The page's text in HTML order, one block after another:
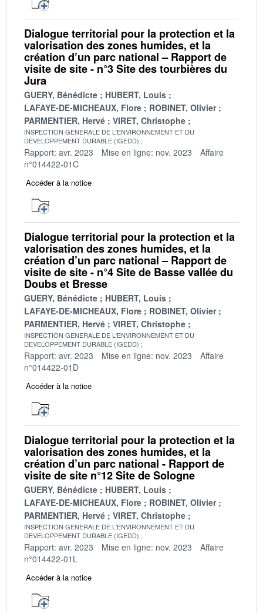
Dialogue territorial pour la protection et la
valorisation des zones humides, et la
création d’un parc national – Rapport de
visite de site - n°3 Site des tourbières du
Jura
GUERY, Bénédicte
HUBERT, Louis
LAFAYE-DE-MICHEAUX, Flore
ROBINET, Olivier
PARMENTIER, Hervé
VIRET, Christophe
INSPECTION GENERALE DE L'ENVIRONNEMENT ET DU
DEVELOPPEMENT DURABLE (IGEDD)
Rapport: avr. 2023 Mise en ligne: nov. 2023
Affaire
n°014422-01C
Accéder à la notice
Dialogue territorial pour la protection et la
valorisation des zones humides, et la
création d’un parc national – Rapport de
visite de site - n°4 Site de Basse vallée du
Doubs et Bresse
GUERY, Bénédicte
HUBERT, Louis
LAFAYE-DE-MICHEAUX, Flore
ROBINET, Olivier
PARMENTIER, Hervé
VIRET, Christophe
INSPECTION GENERALE DE L'ENVIRONNEMENT ET DU
DEVELOPPEMENT DURABLE (IGEDD)
Rapport: avr. 2023 Mise en ligne: nov. 2023
Affaire
n°014422-01D
Accéder à la notice
Dialogue territorial pour la protection et la
valorisation des zones humides, et la
création d’un parc national - Rapport de
visite de site n°12 Site de Sologne
GUERY, Bénédicte
HUBERT, Louis
LAFAYE-DE-MICHEAUX, Flore
ROBINET, Olivier
PARMENTIER, Hervé
VIRET, Christophe
INSPECTION GENERALE DE L'ENVIRONNEMENT ET DU
DEVELOPPEMENT DURABLE (IGEDD)
Rapport: avr. 2023 Mise en ligne: nov. 2023
Affaire
n°014422-01L
Accéder à la notice